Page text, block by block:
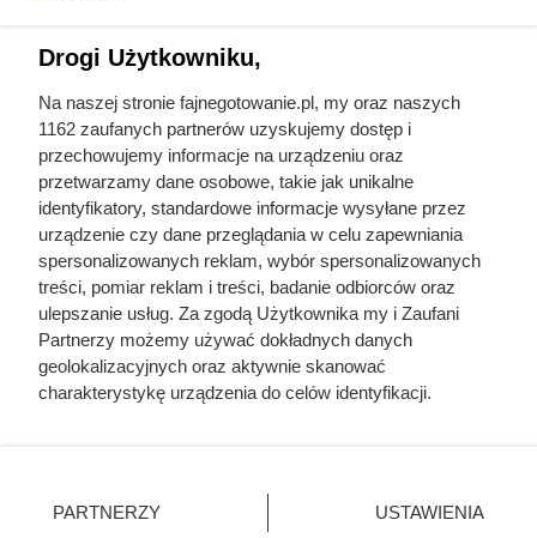
Klienci ruszą po zapasy. W
Stokrotce kawa 1+1 gratis bez
żadnych limitów
Kawa za darmo bez limitu w Stokrotce! Od 6 do 12 sierpnia
trwa promocja 1+1 gratis na kawę Tchibo Eduscho Family
500 g. Sprawdź także pozostałe okazje i produkty gratis z
nowej gazetki.
Inne serwisy Grupy KB.pl
Drogi Użytkowniku,
Na naszej stronie fajnegotowanie.pl, my oraz naszych
1162 zaufanych partnerów uzyskujemy dostęp i
przechowujemy informacje na urządzeniu oraz
przetwarzamy dane osobowe, takie jak unikalne
identyfikatory, standardowe informacje wysyłane przez
urządzenie czy dane przeglądania w celu zapewniania
spersonalizowanych reklam, wybór spersonalizowanych
treści, pomiar reklam i treści, badanie odbiorców oraz
ulepszanie usług. Za zgodą Użytkownika my i Zaufani
Partnerzy możemy używać dokładnych danych
geolokalizacyjnych oraz aktywnie skanować
charakterystykę urządzenia do celów identyfikacji.
zmienić/wycofać klikając przycisk ustawień prywatności
znajdujący się w lewym dolnym rogu strony
PARTNERZY USTAWIENIA